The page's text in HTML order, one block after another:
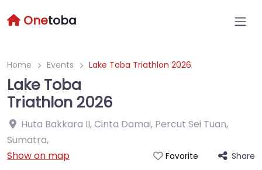
Onetoba
Home Events Lake Toba Triathlon 2026
Lake Toba
Triathlon 2026
Huta Bakkara II, Cinta Damai, Percut Sei Tuan,
Sumatra,
Show on map
Favorite Share